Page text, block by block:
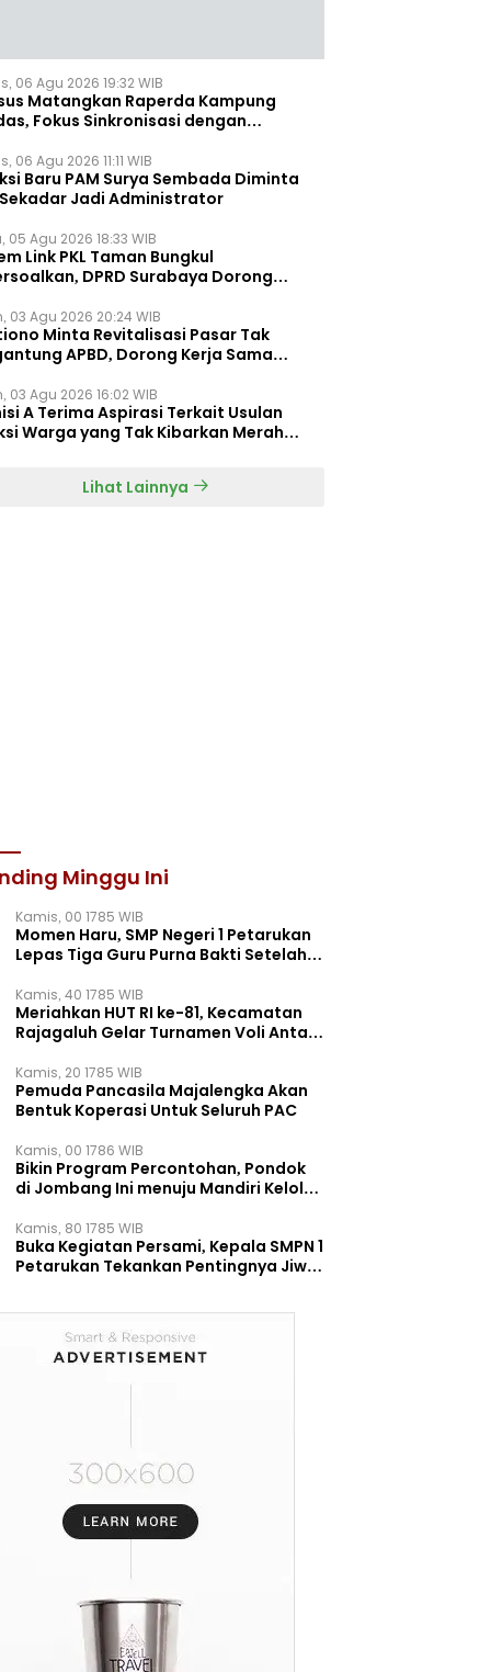
06 Agu 2026 19:32 WIB
Matangkan Raperda Kampung
Fokus Sinkronisasi dengan
06 Agu 2026 11:11 WIB
Baru PAM Surya Sembada Diminta
Jadi Administrator
05 Agu 2026 18:33 WIB
Link PKL Taman Bungkul
DPRD Surabaya Dorong
03 Agu 2026 20:24 WIB
Minta Revitalisasi Pasar Tak
APBD, Dorong Kerja Sama
03 Agu 2026 16:02 WIB
A Terima Aspirasi Terkait Usulan
Warga yang Tak Kibarkan Merah
Lihat Lainnya
Minggu Ini
Kamis, 00 1785 WIB
Momen Haru, SMP Negeri 1 Petarukan
Lepas Tiga Guru Purna Bakti Setelah
Kamis, 40 1785 WIB
Meriahkan HUT RI ke-81, Kecamatan
Rajagaluh Gelar Turnamen Voli Antar
Kamis, 20 1785 WIB
Pemuda Pancasila Majalengka Akan
Bentuk Koperasi Untuk Seluruh PAC
Kamis, 00 1786 WIB
Bikin Program Percontohan, Pondok
di Jombang Ini menuju Mandiri Kelola
Kamis, 80 1785 WIB
Buka Kegiatan Persami, Kepala SMPN 1
Petarukan Tekankan Pentingnya Jiwa